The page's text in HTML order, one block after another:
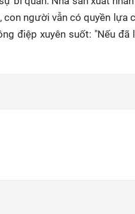
người vẫn có quyền lựa
điệp xuyên suốt: "Nếu đã